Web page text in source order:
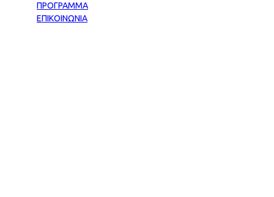
ΠΡΟΓΡΑΜΜΑ
ΕΠΙΚΟΙΝΩΝΙΑ